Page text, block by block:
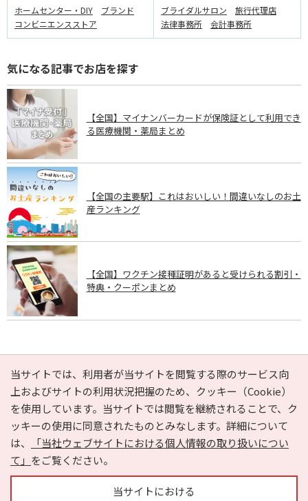
ホームセンター・DIY
ブランド
コンビニエンスストア
ブライダルサロン
旅行代理店
法律事務所
会計事務所
気になる記事でお店を探す
【全国】マイナンバーカードが保険証として利用でき
る医療機関・薬局まとめ
【全国の主要駅】これはおいしい！間違いなしのお土
産ランキング
【全国】ワクチン接種証明があると受けられる割引・
特典・クーポンまとめ
PAGE TOP
当サイトでは、利用者が当サイトを閲覧する際のサービス向
上およびサイトの利用状況把握のため、クッキー（Cookie）
を使用しています。当サイトでは閲覧を継続されることで、ク
ッキーの使用に同意されたものとみなします。詳細について
は、
「当社ウェブサイトにおける個人情報の取り扱いについ
て」 をご覧ください。
当サイトにおける
e-NAVITA（イーナビタ）とは？ お気に入り
ヘルプ
利用規約
個人情報の取り扱いについて
運営会社
サイトマップ
広告掲載に関するお問い合わせ